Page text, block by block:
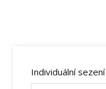
Individuální sezení